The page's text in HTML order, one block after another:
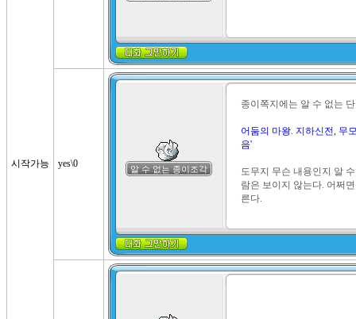
시작가능 yes\0 알 수 없는 종이조각
종이쪽지에는 알 수 없는
어둠의 마왕. 지하신전, 무
음'
도무지 무슨 내용인지 알
람은 보이지 않는다. 어쩌
른다.